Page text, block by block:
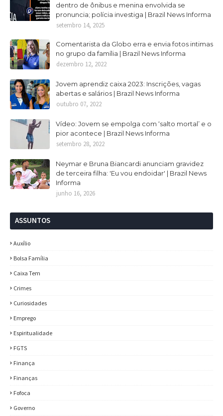
dentro de ônibus e menina envolvida se
pronuncia; polícia investiga | Brazil News Informa
setembro 14, 2025
Comentarista da Globo erra e envia fotos intimas
no grupo da família | Brazil News Informa
dezembro 12, 2022
Jovem aprendiz caixa 2023: Inscrições, vagas
abertas e salários | Brazil News Informa
outubro 07, 2022
Vídeo: Jovem se empolga com ‘salto mortal’ e o
pior acontece | Brazil News Informa
setembro 28, 2022
Neymar e Bruna Biancardi anunciam gravidez
de terceira filha: 'Eu vou endoidar' | Brazil News
Informa
junho 16, 2026
ASSUNTOS
Auxílio
Bolsa Família
Caixa Tem
Crimes
Curiosidades
Emprego
Espiritualidade
FGTS
Finança
Finanças
Fofoca
Governo